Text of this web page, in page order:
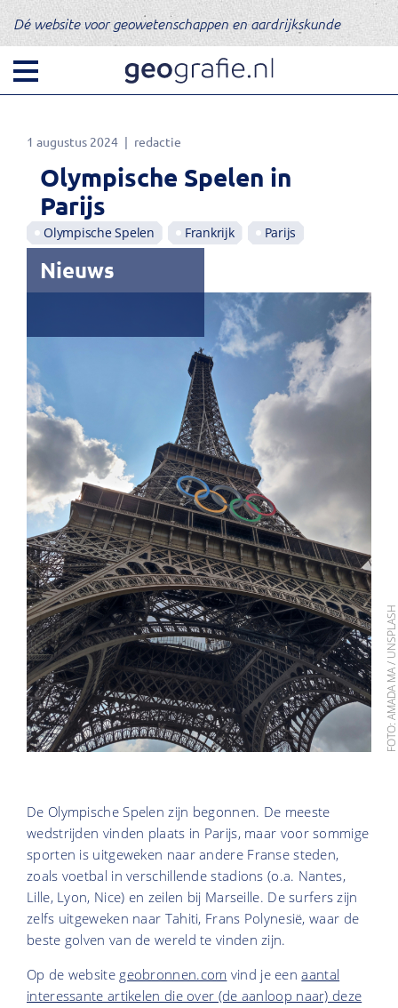
Dé website voor geowetenschappen en aardrijkskunde
1 augustus 2024 redactie
Olympische Spelen in
Parijs
Olympische Spelen Frankrijk Parijs
Nieuws
FOTO: AMADA MA / UNSPLASH
De Olympische Spelen zijn begonnen. De meeste
wedstrijden vinden plaats in Parijs, maar voor sommige
sporten is uitgeweken naar andere Franse steden,
zoals voetbal in verschillende stadions (o.a. Nantes,
Lille, Lyon, Nice) en zeilen bij Marseille. De surfers zijn
zelfs uitgeweken naar Tahiti, Frans Polynesië, waar de
beste golven van de wereld te vinden zijn.
Op de website geobronnen.com vind je eenaantal
interessante artikelen die over (de aanloop naar) deze